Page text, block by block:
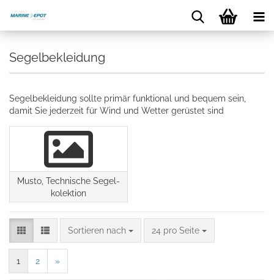
Segelbekleidung
Segelbekleidung sollte primär funktional und bequem sein,
damit Sie jederzeit für Wind und Wetter gerüstet sind
Musto, Technische Segel-
kolektion
Sortieren nach 24 pro Seite
1 2 »